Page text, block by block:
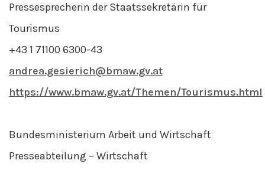
Pressesprecherin der Staatssekretärin für
Tourismus
+43 1 71100 6300-43
andrea.gesierich@bmaw.gv.at
https://www.bmaw.gv.at/Themen/Tourismus.html
Bundesministerium Arbeit und Wirtschaft
Presseabteilung – Wirtschaft